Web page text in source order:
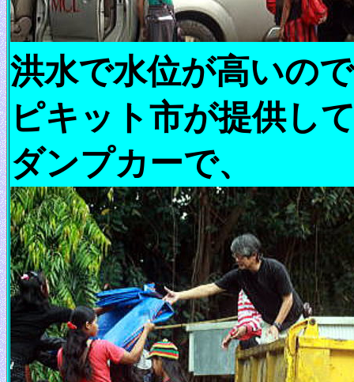
洪水で水位が高いの
ピキット市が提供し
ダンプカーで、